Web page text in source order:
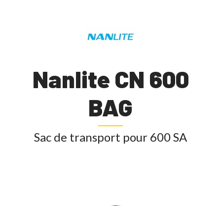
Nanlite CN 600
BAG
Sac de transport pour 600 SA